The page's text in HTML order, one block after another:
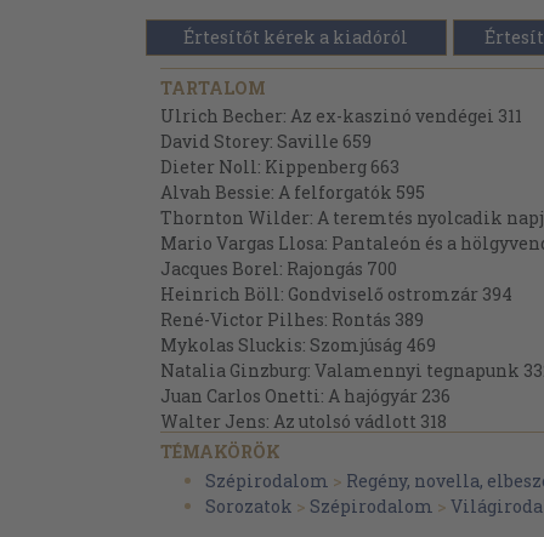
Értesítőt kérek a kiadóról
TARTALOM
Ulrich Becher: Az ex-kaszinó vendégei 311
David Storey: Saville 659
Dieter Noll: Kippenberg 663
Alvah Bessie: A felforgatók 595
Thornton Wilder: A teremtés nyolcadik
Mario Vargas Llosa: Pantaleón és a
Jacques Borel: Rajongás 700
Heinrich Böll: Gondviselő ostromzár 394
René-Victor Pilhes: Rontás 389
Mykolas Sluckis: Szomjúság 469
Natalia Ginzburg: Valamennyi tegnapunk
Juan Carlos Onetti: A hajógyár 236
Walter Jens: Az utolsó vádlott 318
Űcesare Pavese: Ház a domboldalon 370
Siegfried Lenz: Németóra 504
Heinar Kipphardt: Alexander 307
Abe Kóbó: A homok asszonya 224
TÉMAKÖRÖK
Szépirodalom > Regény, novella,
Sorozatok > Szépirodalom >